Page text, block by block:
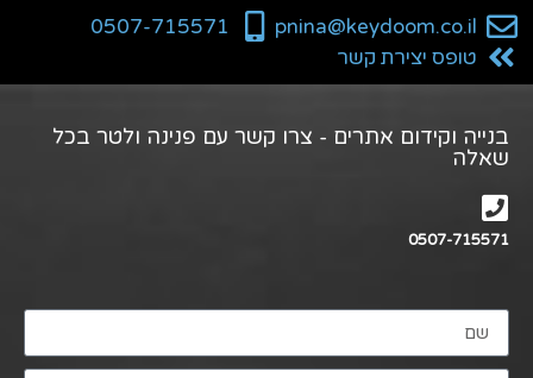
pnina@keydoom.co.il
0507-715571
טופס יצירת קשר
בנייה וקידום אתרים - צרו קשר עם פנינה ולטר בכל
שאלה
0507-715571